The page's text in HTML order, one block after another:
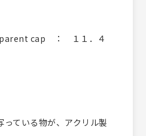
cap ： １１．４
ている物が、アクリル製